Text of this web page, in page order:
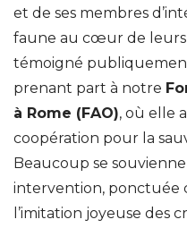
et de ses membres
faune au cœur de leurs
témoigné
prenant part à notre
à Rome (FAO), où elle
coopération pour la
Beaucoup se
intervention, ponctuée
l’imitation joyeuse des